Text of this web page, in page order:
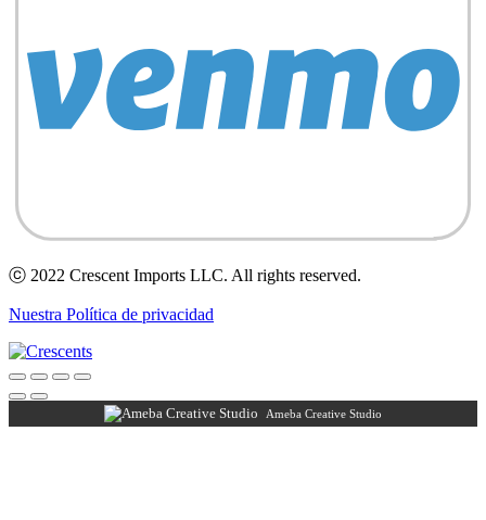
ⓒ 2022 Crescent Imports LLC. All rights reserved.
Nuestra Política de privacidad
Ameba Creative Studio